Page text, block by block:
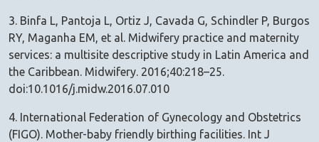
3. Binfa L, Pantoja L, Ortiz J, Cavada G, Schindler P, Burgos
RY, Maganha EM, et al. Midwifery practice and maternity
services: a multisite descriptive study in Latin America and
the Caribbean. Midwifery. 2016;40:218–25.
doi:10.1016/j.midw.2016.07.010
4. International Federation of Gynecology and Obstetrics
(FIGO). Mother-baby friendly birthing facilities. Int J